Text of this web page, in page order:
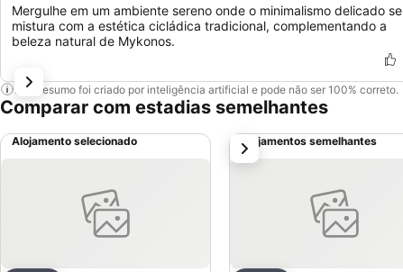
Mergulhe em um ambiente sereno onde o minimalismo delicado se
mistura com a estética cicládica tradicional, complementando a
beleza natural de Mykonos.
Este resumo foi criado por inteligência artificial e pode não ser 100% correto.
Comparar com estadias semelhantes
Alojamento selecionado Alojamentos semelhantes
próximo